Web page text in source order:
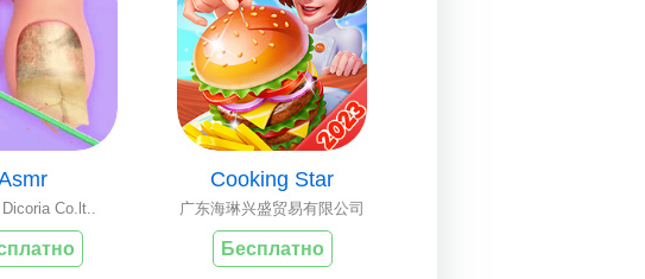
Co.lt..
Cooking Star
广东海琳兴盛贸易有限公司
Бесплатно